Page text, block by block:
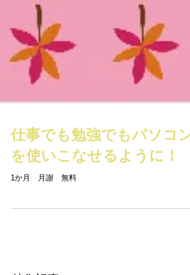
仕事でも勉強でもパソコン
を使いこなせるように！
1か月 月謝 無料